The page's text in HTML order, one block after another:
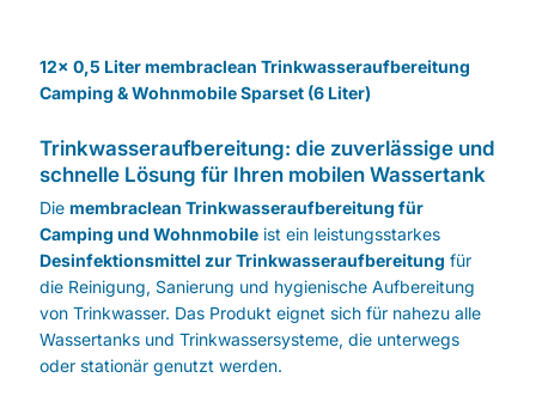
12x 0,5 Liter membraclean Trinkwasseraufbereitung
Camping & Wohnmobile Sparset (6 Liter)
Trinkwasseraufbereitung: die zuverlässige und
schnelle Lösung für Ihren mobilen Wassertank
Die membraclean Trinkwasseraufbereitung für
Camping und Wohnmobile ist ein leistungsstarkes
Desinfektionsmittel zur Trinkwasseraufbereitung für
die Reinigung, Sanierung und hygienische Aufbereitung
von Trinkwasser. Das Produkt eignet sich für nahezu alle
Wassertanks und Trinkwassersysteme, die unterwegs
oder stationär genutzt werden.